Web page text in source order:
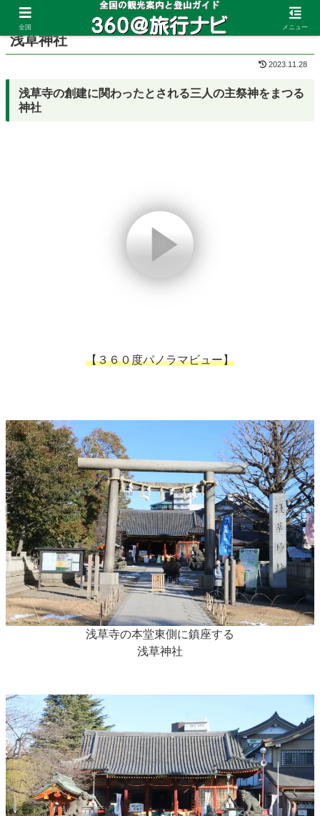
ホーム 東京都 浅草
浅草神社
2023.11.28
浅草寺の創建に関わったとされる三人の主祭神をまつる
神社
【３６０度パノラマビュー】
浅草寺の本堂東側に鎮座する
浅草神社
全国 メニュー